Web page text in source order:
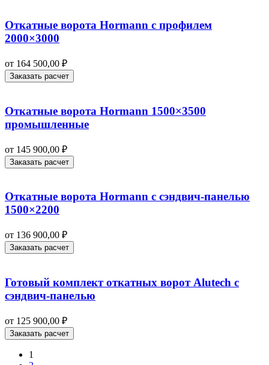
Откатные ворота Hormann с профилем
2000×3000
от 164 500,00 ₽
Заказать расчет
Откатные ворота Hormann 1500×3500
промышленные
от 145 900,00 ₽
Заказать расчет
Откатные ворота Hormann с сэндвич-панелью
1500×2200
от 136 900,00 ₽
Заказать расчет
Готовый комплект откатных ворот Alutech с
сэндвич-панелью
от 125 900,00 ₽
Заказать расчет
1